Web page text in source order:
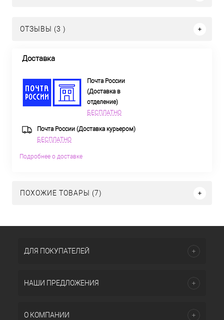
ОТЗЫВЫ (3 )
Доставка
Почта России
(Доставка в
отделение)
БЕСПЛАТНО
Почта России (Доставка курьером)
БЕСПЛАТНО
Подробнее о доставке
ПОХОЖИЕ ТОВАРЫ (7)
ДЛЯ ПОКУПАТЕЛЕЙ
НАШИ ПРЕДЛОЖЕНИЯ
О КОМПАНИИ